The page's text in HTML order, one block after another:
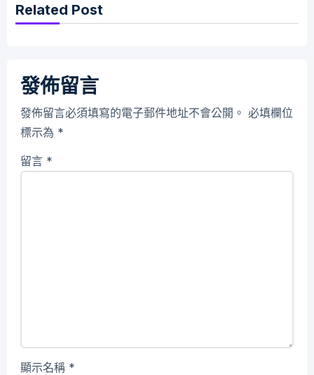
Related Post
發佈留言
發佈留言必須填寫的電子郵件地址不會公開。 必填欄位
標示為 *
留言 *
顯示名稱 *